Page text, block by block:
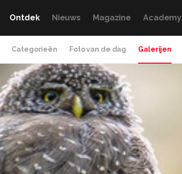
Ontdek Nieuws Magazine Academy
Categorieën Foto van de dag Galerijen